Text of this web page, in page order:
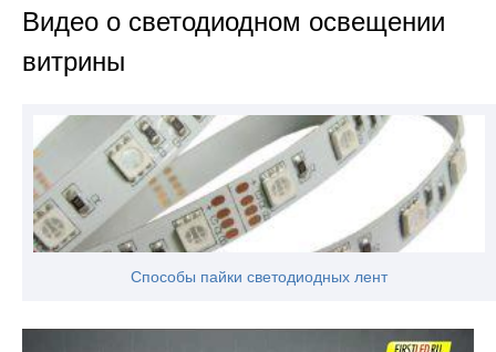
Видео о светодиодном освещении
витрины
Способы пайки светодиодных лент